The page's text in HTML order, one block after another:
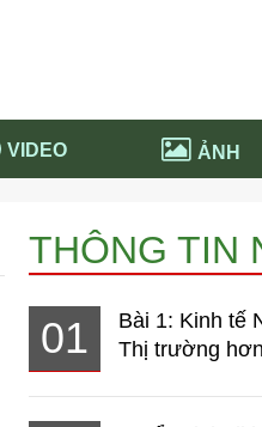
VIDEO ẢNH
Thời sự
Tử vi hàng ngày
Phân tích chính trị
THÔNG TIN
01
Bài 1: Kinh tế
Thị trường